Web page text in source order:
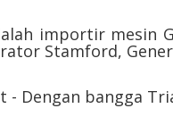
importir mesin
Stamford,
- Dengan bangga